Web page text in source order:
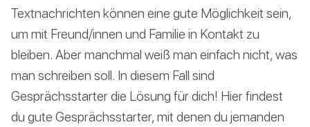
Textnachrichten können eine gute Möglichkeit sein,
um mit Freund/innen und Familie in Kontakt zu
bleiben. Aber manchmal weiß man einfach nicht, was
man schreiben soll. In diesem Fall sind
Gesprächsstarter die Lösung für dich! Hier findest
du gute Gesprächsstarter, mit denen du jemanden